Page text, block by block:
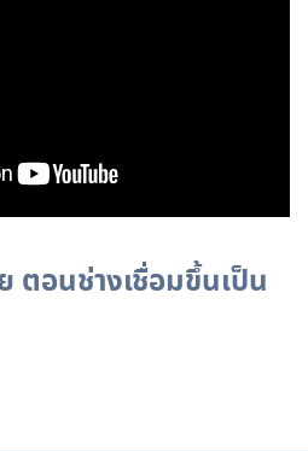
ตอนช่างเชื่อมขึ้นเป็น